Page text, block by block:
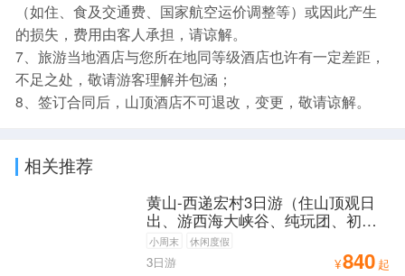
（如住、食及交通费、国家航空运价调整等）或因此产生
的损失，费用由客人承担，请谅解。
7、旅游当地酒店与您所在地同等级酒店也许有一定差距，
不足之处，敬请游客理解并包涵；
8、签订合同后，山顶酒店不可退改，变更，敬请谅解。
相关推荐
黄山-西递宏村3日游（住山顶观日
出、游西海大峡谷、纯玩团、初到
黄山必游路线）
小周末 休闲度假
¥840 起
3日游